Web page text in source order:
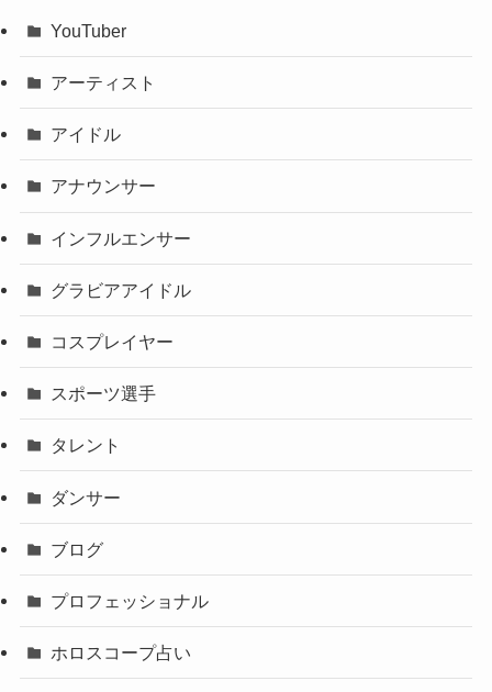
YouTuber
アーティスト
アイドル
アナウンサー
インフルエンサー
グラビアアイドル
コスプレイヤー
スポーツ選手
タレント
ダンサー
ブログ
プロフェッショナル
ホロスコープ占い